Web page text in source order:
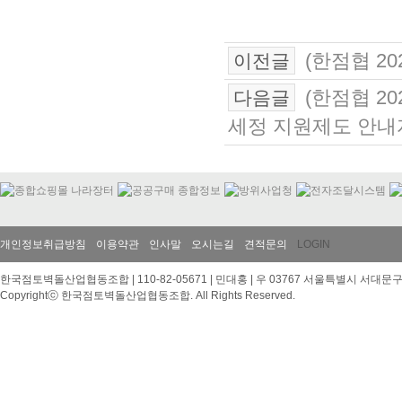
이전글 (한점협
다음글
(한점협
세정 지원제도 안
개인정보취급방침 이용약관 인사말 오시는길 견적문의 LOGIN
한국점토벽돌산업협동조합 | 110-82-05671 | 민대홍 | 우 03767 서울특별시 서대
Copyrightⓒ 한국점토벽돌산업협동조합. All Rights Reserved.